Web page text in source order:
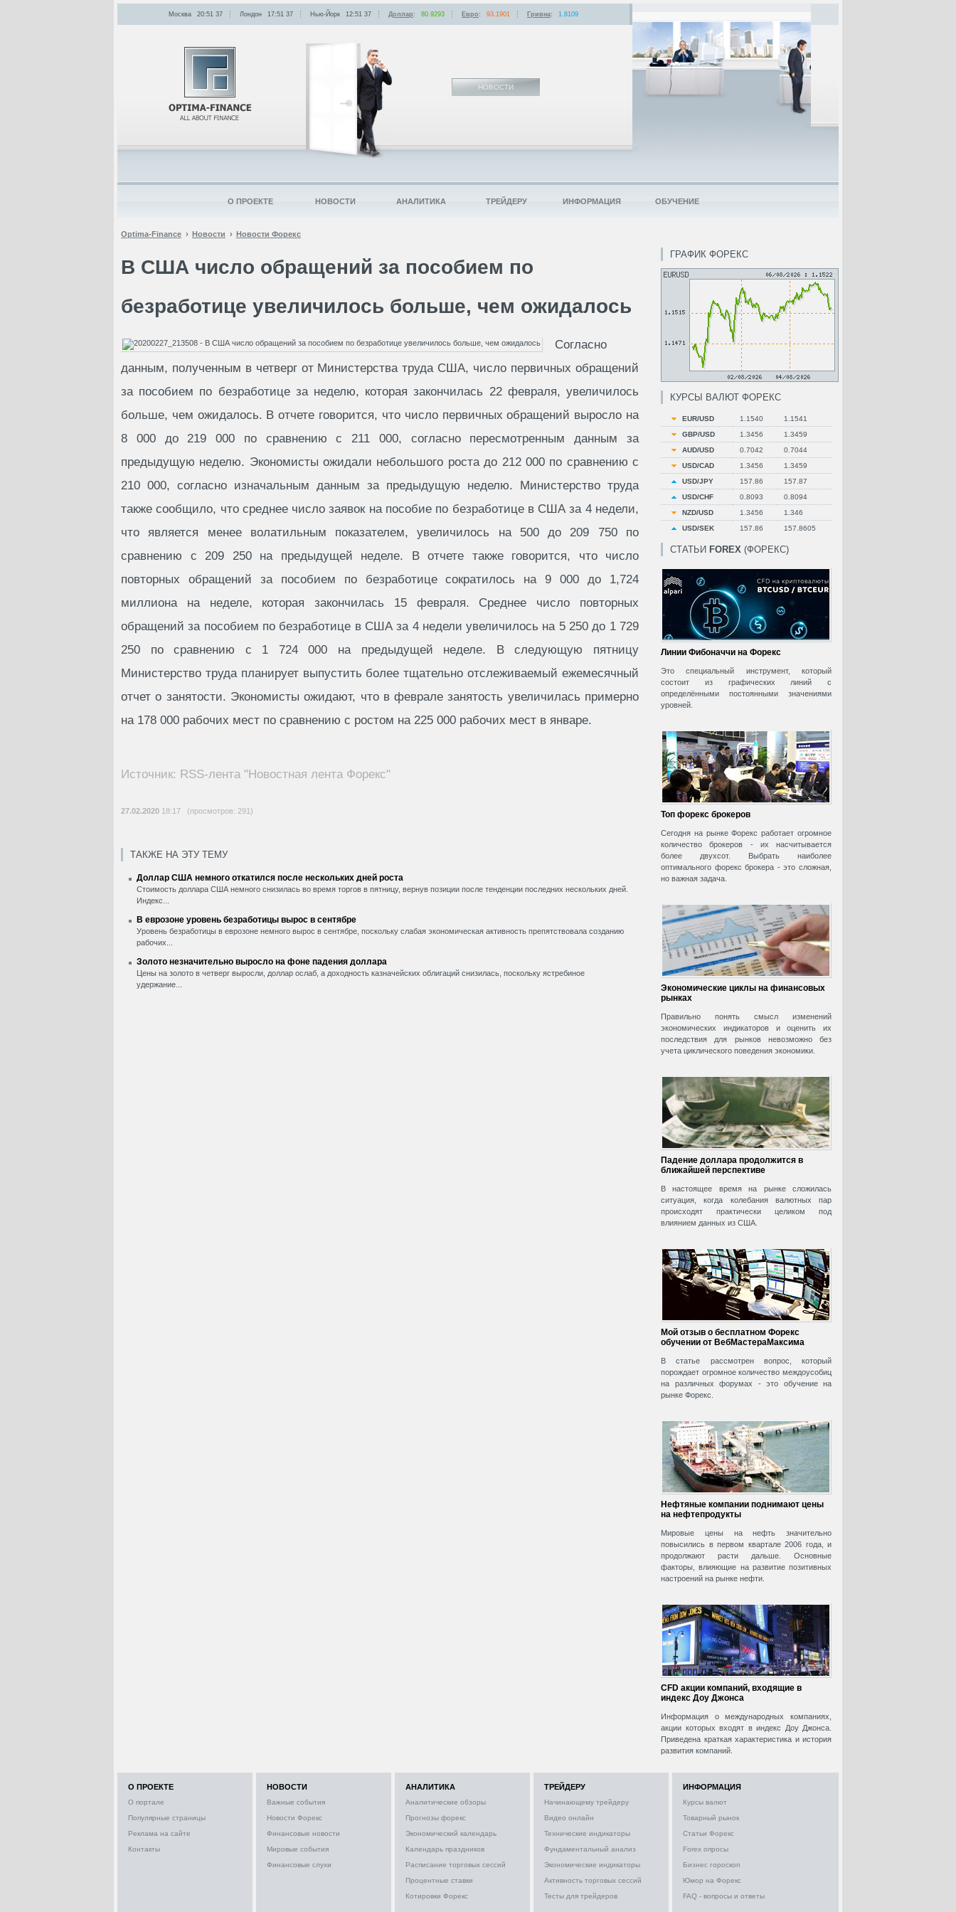
Optima-Finance Новости Новости Форекс
В США число обращений за пособием по
безработице увеличилось больше, чем ожидалось
Согласно
данным, полученным в четверг от Министерства труда США, число первичных обращений
за пособием по безработице за неделю, которая закончилась 22 февраля, увеличилось
больше, чем ожидалось. В отчете говорится, что число первичных обращений выросло на
8 000 до 219 000 по сравнению с 211 000, согласно пересмотренным данным за
предыдущую неделю. Экономисты ожидали небольшого роста до 212 000 по сравнению с
210 000, согласно изначальным данным за предыдущую неделю. Министерство труда
также сообщило, что среднее число заявок на пособие по безработице в США за 4 недели,
что является менее волатильным показателем, увеличилось на 500 до 209 750 по
сравнению с 209 250 на предыдущей неделе. В отчете также говорится, что число
повторных обращений за пособием по безработице сократилось на 9 000 до 1,724
миллиона на неделе, которая закончилась 15 февраля. Среднее число повторных
обращений за пособием по безработице в США за 4 недели увеличилось на 5 250 до 1 729
250 по сравнению с 1 724 000 на предыдущей неделе. В следующую пятницу
Министерство труда планирует выпустить более тщательно отслеживаемый ежемесячный
отчет о занятости. Экономисты ожидают, что в феврале занятость увеличилась примерно
на 178 000 рабочих мест по сравнению с ростом на 225 000 рабочих мест в январе.
Источник: RSS-лента "Новостная лента Форекс"
27.02.2020 18:17 (просмотров: 291)
ТАКЖЕ НА ЭТУ ТЕМУ
Доллар США немного откатился после нескольких дней роста
Стоимость доллара США немного снизилась во время торгов в пятницу, вернув позиции после тенденции последних нескольких дней.
Индекс...
В еврозоне уровень безработицы вырос в сентябре
Уровень безработицы в еврозоне немного вырос в сентябре, поскольку слабая экономическая активность препятствовала созданию
рабочих...
Золото незначительно выросло на фоне падения доллара
Цены на золото в четверг выросли, доллар ослаб, а доходность казначейских облигаций снизилась, поскольку ястребиное
удержание...
ГРАФИК ФОРЕКС
КУРСЫ ВАЛЮТ ФОРЕКС
EUR/USD 1.1540
1.1541
GBP/USD
1.3456
1.3459
AUD/USD
0.7042
0.7044
USD/CAD
1.3456
1.3459
USD/JPY
157.86
157.87
USD/CHF
0.8093
0.8094
NZD/USD
1.3456
1.346
USD/SEK
157.86 157.8605
СТАТЬИ FOREX (ФОРЕКС)
Линии Фибоначчи на Форекс
Это специальный инструмент, который
состоит из графических линий с
определёнными постоянными значениями
уровней.
Топ форекс брокеров
Сегодня на рынке Форекс работает огромное
количество брокеров - их насчитывается
более двухсот. Выбрать наиболее
оптимального форекс брокера - это сложная,
но важная задача.
Экономические циклы на финансовых
рынках
Правильно понять смысл изменений
экономических индикаторов и оценить их
последствия для рынков невозможно без
учета циклического поведения экономики.
Падение доллара продолжится в
ближайшей перспективе
В настоящее время на рынке сложилась
ситуация, когда колебания валютных пар
происходят практически целиком под
влиянием данных из США.
Мой отзыв о бесплатном Форекс
обучении от ВебМастераМаксима
В статье рассмотрен вопрос, который
порождает огромное количество междоусобиц
на различных форумах - это обучение на
рынке Форекс.
Нефтяные компании поднимают цены
на нефтепродукты
Мировые цены на нефть значительно
повысились в первом квартале 2006 года, и
продолжают расти дальше. Основные
факторы, влияющие на развитие позитивных
настроений на рынке нефти.
CFD акции компаний, входящие в
индекс Доу Джонса
Информация о международных компаниях,
акции которых входят в индекс Доу Джонса.
Приведена краткая характеристика и история
развития компаний.
НОВОСТИ
Москва 20:51 37 Лондон 17:51 37 Нью-Йорк 12:51 37 Доллар: 80.9293 Евро: 93.1901 Гривна: 1.8109
О ПРОЕКТЕ НОВОСТИ АНАЛИТИКА ТРЕЙДЕРУ ИНФОРМАЦИЯ ОБУЧЕНИЕ
О ПРОЕКТЕ
О портале
Популярные страницы
Реклама на сайте
Контакты
НОВОСТИ
Важные события
Новости Форекс
Финансовые новости
Мировые события
Финансовые слухи
АНАЛИТИКА
Аналитические обзоры
Прогнозы форекс
Экономический календарь
Календарь праздников
Расписание торговых сессий
Процентные ставки
Котировки Форекс
ТРЕЙДЕРУ
Начинающему трейдеру
Видео онлайн
Технические индикаторы
Фундаментальный анализ
Экономические индикаторы
Активность торговых сессий
Тесты для трейдеров
ИНФОРМАЦИЯ
Курсы валют
Товарный рынок
Статьи Форекс
Forex опросы
Бизнес гороскоп
Юмор на Форекс
FAQ - вопросы и ответы